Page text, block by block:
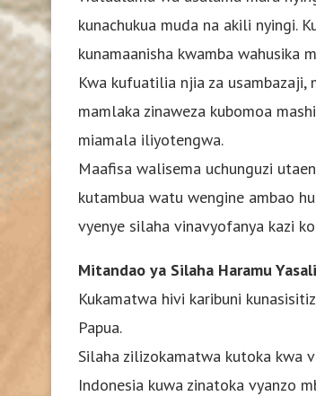
kunachukua muda na akili nyingi.
kunamaanisha kwamba wahusika
Kwa kufuatilia njia za
mamlaka zinaweza kubomoa
miamala iliyotengwa.
Maafisa walisema uchunguzi
kutambua watu wengine ambao
vyenye silaha vinavyofanya kazi
Mitandao ya Silaha Haramu
Kukamatwa hivi karibuni
Papua.
Silaha zilizokamatwa kutoka kwa
Indonesia kuwa zinatoka vyanzo